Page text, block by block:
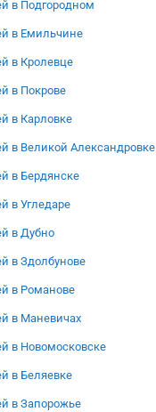
в Подгородном
в Емильчине
в Кролевце
в Покрове
в Карловке
в Великой Александровке
в Бердянске
в Угледаре
в Дубно
в Здолбунове
в Романове
в Маневичах
в Новомосковске
в Беляевке
в Запорожье